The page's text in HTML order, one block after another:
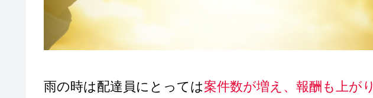
雨の時は配達員にとっては案件数が増え、報酬も上がり